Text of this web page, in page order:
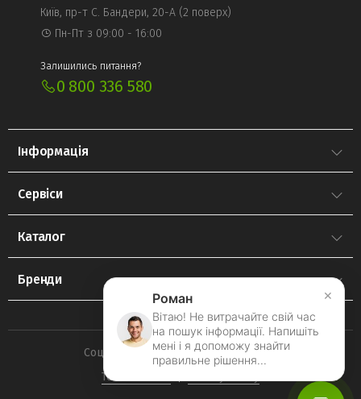
Київ, пр-т С. Бандери, 20-А (2 поверх)
Пн-Пт з 09:00 - 16:00
Залишились питання?
0 800 336 580
Інформація
Сервіси
Каталог
Бренди
Terms Of Use
Соціальні мережі
Роман
Вітаю! Не витрачайте свій час
на пошук інформації. Напишіть
мені і я допоможу знайти
правильне рішення...
×